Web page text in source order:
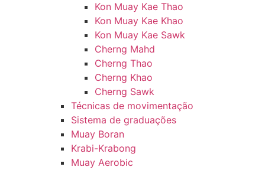
Kon Muay Kae Thao
Kon Muay Kae Khao
Kon Muay Kae Sawk
Cherng Mahd
Cherng Thao
Cherng Khao
Cherng Sawk
Técnicas de movimentação
Sistema de graduações
Muay Boran
Krabi-Krabong
Muay Aerobic